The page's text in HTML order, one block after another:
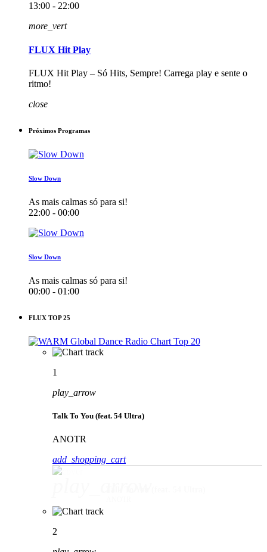
13:00 - 22:00
more_vert
FLUX Hit Play
FLUX Hit Play – Só Hits, Sempre! Carrega play e sente o
ritmo!
close
Próximos Programas
Slow Down
As mais calmas só para si!
22:00 - 00:00
Slow Down
As mais calmas só para si!
00:00 - 01:00
FLUX TOP 25
1
play_arrow
Talk To You (feat. 54 Ultra)
ANOTR
add_shopping_cart
2